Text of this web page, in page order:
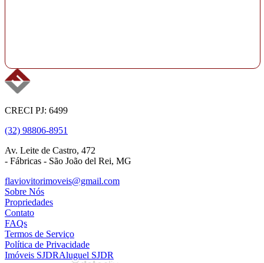
CRECI PJ: 6499
(32) 98806-8951
Av. Leite de Castro, 472
- Fábricas - São João del Rei, MG
flaviovitorimoveis@gmail.com
Sobre Nós
Propriedades
Contato
FAQs
Termos de Serviço
Política de Privacidade
Imóveis SJDRAluguel SJDR